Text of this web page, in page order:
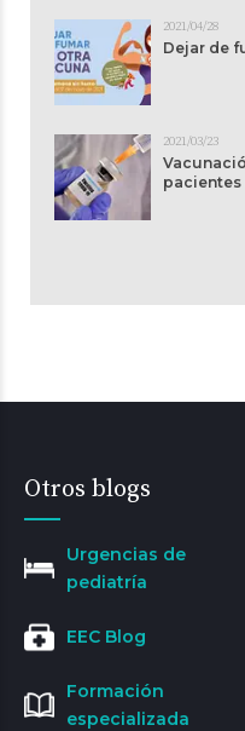
2021/04/28
Dejar de
2021/03/23
pacientes
Otros blogs
Urgencias de
pediatría
EEC Blog
Formación
especializada